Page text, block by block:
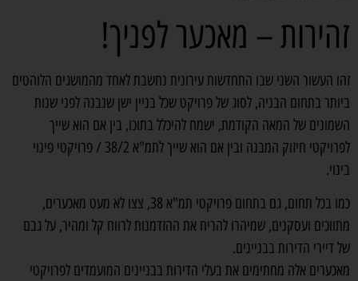
זהירות – מאכער לפניך!
זהו העשור השני שבו התחדשות עירונית נחשבת לאחד מהמושגים הלוהטים
ביותר בתחום הבניה, לסוג של פרויקט שכל בניין ישן שנבנה לפני שנות
השמונים של המאה הקודמת, ישמח להיכלל בתוכו, בין אם הוא שייך
לפרויקטי חיזוק המבנה ובין אם הוא שייך לתמ"א 38/2 / פרויקטי פינוי
בינוי.
כמו בכל תחום, גם בתחום פרויקטי תמ"א 38, צצו לא מעט מאכערים,
מתווכים ועסקנים, שמיהרו להריח את ההזדמנות לרווח קל ומהיר, על גבם
של דיירי הדירות בבניינים.
מאכערים אלה מחתימים את בעלי הדירות בבניינים המועמדים לפרויקטי